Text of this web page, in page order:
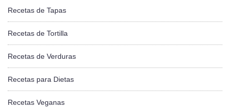
Recetas de Tapas
Recetas de Tortilla
Recetas de Verduras
Recetas para Dietas
Recetas Veganas